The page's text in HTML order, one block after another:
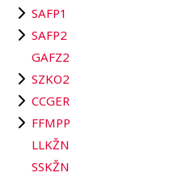
SAFP1
SAFP2
GAFZ2
SZKO2
CCGER
FFMPP
LLKŽN
SSKŽN